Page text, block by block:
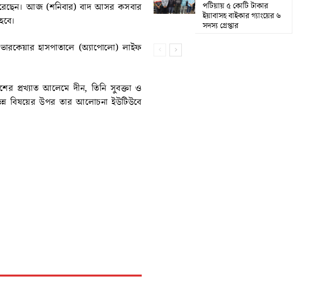
আজ (শনিবার) বাদ আসর কসবার
হাসপাতালে (অ্যাপোলো) লাইফ
প্রখ্যাত আলেমে দীন, তিনি সুবক্তা ও
বিষয়ের উপর তার আলোচনা ইউটিউবে
পটিয়ায় ৫ কোটি টাকার
ইয়াবাসহ বাইকার গ্যাংয়ের ৬
সদস্য গ্রেপ্তার